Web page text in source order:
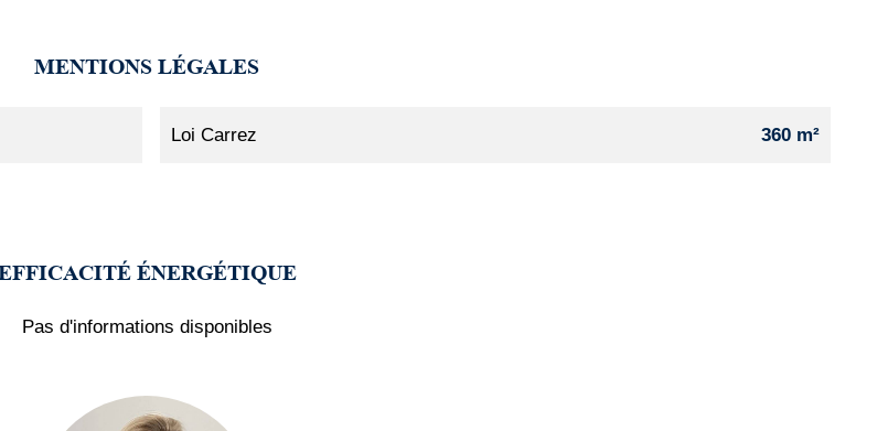
MENTIONS LÉGALES
Loi Carrez 360 m²
ÉNERGÉTIQUE
Pas d'informations disponibles